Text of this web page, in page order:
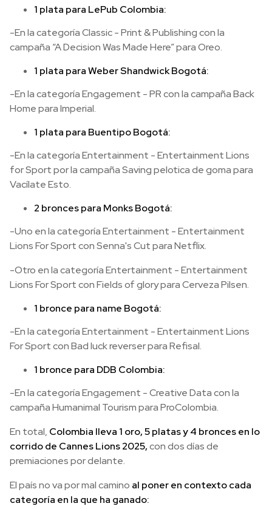
1 plata para LePub Colombia:
-En la categoría Classic - Print & Publishing con la
campaña “A Decision Was Made Here” para Oreo.
1 plata para Weber Shandwick Bogotá:
-En la categoría Engagement - PR con la campaña Back
Home para Imperial.
1 plata para Buentipo Bogotá:
-En la categoría Entertainment - Entertainment Lions
for Sport por la campaña Saving pelotica de goma para
Vacílate Esto.
2 bronces para Monks Bogotá:
-Uno en la categoría Entertainment - Entertainment
Lions For Sport con Senna's Cut para Netflix.
-Otro en la categoría Entertainment - Entertainment
Lions For Sport con Fields of glory para Cerveza Pilsen.
1 bronce para name Bogotá:
-En la categoría Entertainment - Entertainment Lions
For Sport con Bad luck reverser para Refisal.
1 bronce para DDB Colombia:
-En la categoría Engagement - Creative Data con la
campaña Humanimal Tourism para ProColombia.
En total, Colombia lleva 1 oro, 5 platas y 4 bronces en lo
corrido de Cannes Lions 2025,con dos días de
premiaciones por delante.
El país no va por mal camino al poner en contexto cada
categoría en la que ha ganado: